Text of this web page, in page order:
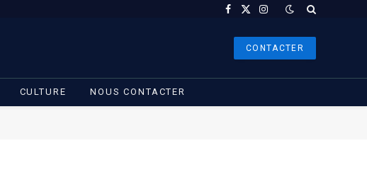
Facebook
X
Instagram
CONTACTER
CULTURE NOUS CONTACTER